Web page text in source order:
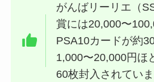
がんばリーリエ（
賞には20,000〜
PSA10カードが約
1,000〜20,000円ほ
60枚封入されてい